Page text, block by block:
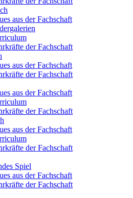
aus der Fachschaft
der Fachschaft
aus der Fachschaft
der Fachschaft
aus der Fachschaft
der Fachschaft
aus der Fachschaft
der Fachschaft
Spiel
aus der Fachschaft
der Fachschaft